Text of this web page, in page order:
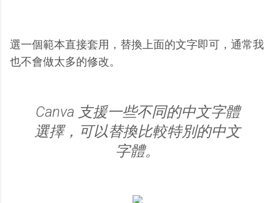
選一個範本直接套用，替換上面的文字即可，通常我
也不會做太多的修改。
Canva 支援一些不同的中文字體
選擇，可以替換比較特別的中文
字體。